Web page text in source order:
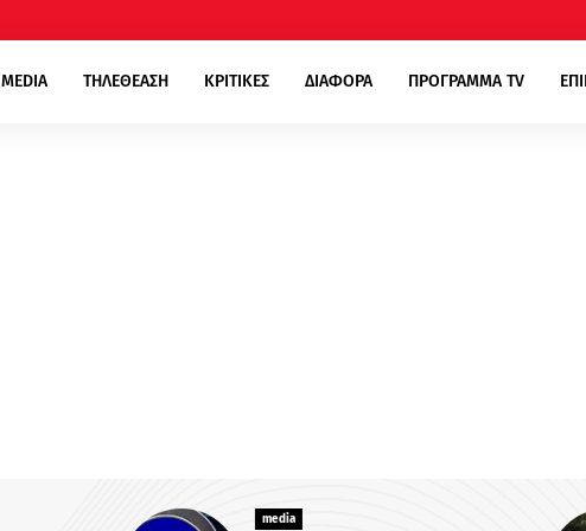
MEDIA ΤΗΛΕΘΕΑΣΗ ΚΡΙΤΙΚΕΣ ΔΙΑΦΟΡΑ ΠΡΟΓΡΑΜΜΑ TV
media